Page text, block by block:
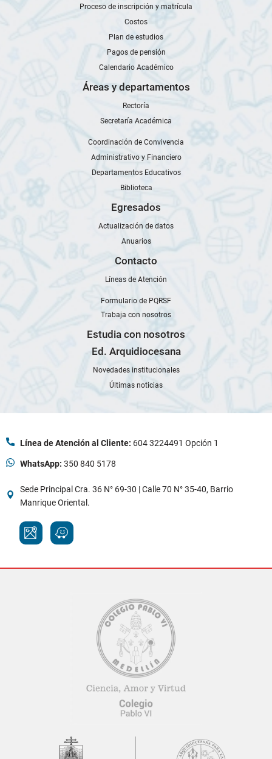
Proceso de inscripción y matrícula
Costos
Plan de estudios
Pagos de pensión
Calendario Académico
Áreas y departamentos
Rectoría
Secretaría Académica
Coordinación de Convivencia
Administrativo y Financiero
Departamentos Educativos
Biblioteca
Egresados
Actualización de datos
Anuarios
Contacto
Líneas de Atención
Formulario de PQRSF
Trabaja con nosotros
Estudia con nosotros
Ed. Arquidiocesana
Novedades institucionales
Últimas noticias
Línea de Atención al Cliente: 604 3224491 Opción 1
WhatsApp: 350 840 5178
Sede Principal Cra. 36 N° 69-30 | Calle 70 N° 35-40, Barrio
Manrique Oriental.